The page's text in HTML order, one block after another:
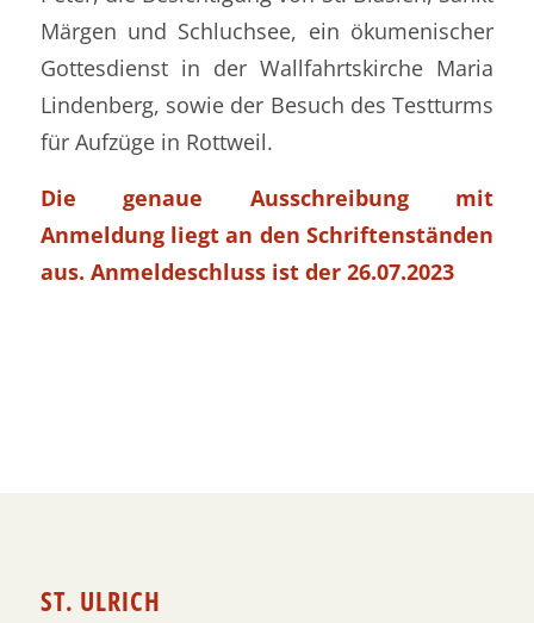
Märgen und Schluchsee, ein ökumenischer
Gottesdienst in der Wallfahrtskirche Maria
Lindenberg, sowie der Besuch des Testturms
für Aufzüge in Rottweil.
Die genaue Ausschreibung mit
Anmeldung liegt an den Schriftenständen
aus. Anmeldeschluss ist der 26.07.2023
ST. ULRICH